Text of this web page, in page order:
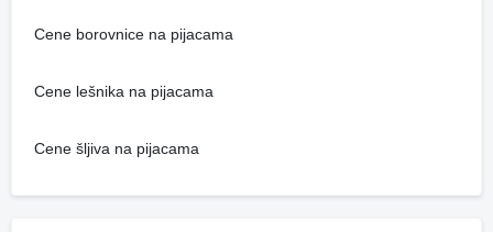
Cene borovnice na pijacama
Cene lešnika na pijacama
Cene šljiva na pijacama